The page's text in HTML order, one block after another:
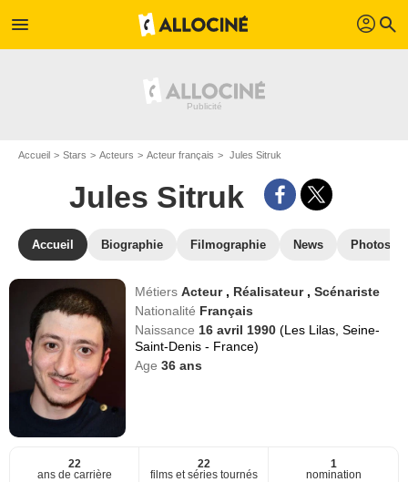
menu profil search
Accueil Stars Acteurs Acteur français Jules Sitruk
Jules Sitruk
Accueil Biographie Filmographie News Photos
MétiersActeur , Réalisateur ,Scénariste
Nationalité Français
Naissance 16 avril 1990(Les Lilas, Seine-
Saint-Denis - France)
Age36 ans
22
ans de carrière
22
films et séries tournés
1
nomination